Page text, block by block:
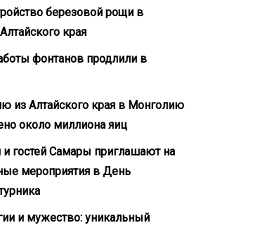
березовой рощи в
края
фонтанов продлили в
из Алтайского края в Монголию
около миллиона яиц
гостей Самары приглашают на
мероприятия в День
и мужество: уникальный